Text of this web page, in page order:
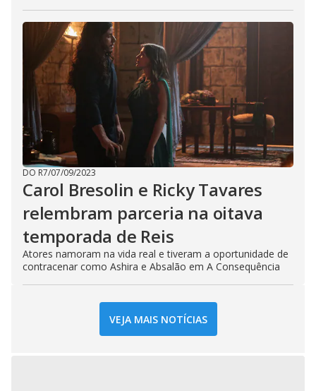
DO R7/07/09/2023
Carol Bresolin e Ricky Tavares
relembram parceria na oitava
temporada de Reis
Atores namoram na vida real e tiveram a oportunidade de
contracenar como Ashira e Absalão em A Consequência
VEJA MAIS NOTÍCIAS